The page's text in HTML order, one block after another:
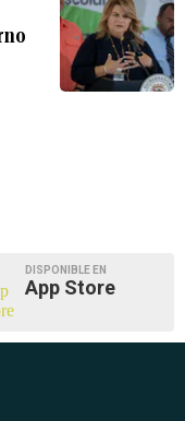
DISPONIBLE EN
App Store